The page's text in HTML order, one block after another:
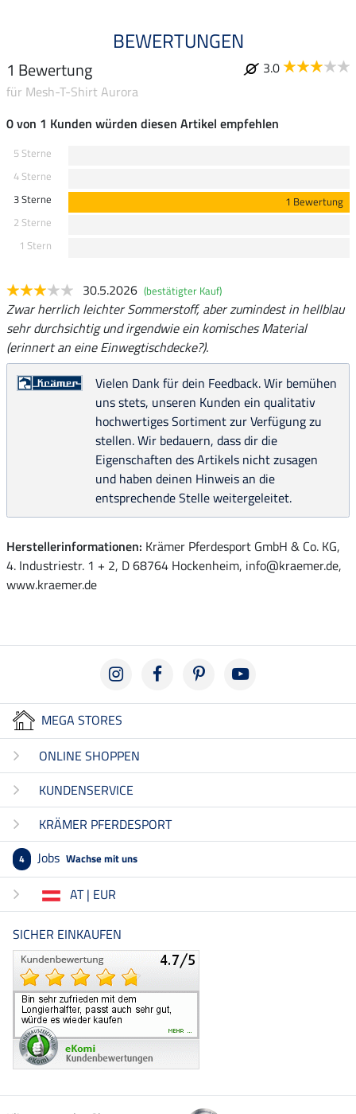
BEWERTUNGEN
1 Bewertung
3.0
für Mesh-T-Shirt Aurora
0 von 1 Kunden würden diesen Artikel empfehlen
5 Sterne
4 Sterne
3 Sterne
1 Bewertung
2 Sterne
1 Stern
30.5.2026 (bestätigter Kauf)
Zwar herrlich leichter Sommerstoff, aber zumindest in hellblau
sehr durchsichtig und irgendwie ein komisches Material
(erinnert an eine Einwegtischdecke?).
Vielen Dank für dein Feedback. Wir bemühen
uns stets, unseren Kunden ein qualitativ
hochwertiges Sortiment zur Verfügung zu
stellen. Wir bedauern, dass dir die
Eigenschaften des Artikels nicht zusagen
und haben deinen Hinweis an die
entsprechende Stelle weitergeleitet.
Herstellerinformationen: Krämer Pferdesport GmbH & Co. KG,
4. Industriestr. 1 + 2, D 68764 Hockenheim, info@kraemer.de,
www.kraemer.de
MEGA STORES
ONLINE SHOPPEN
KUNDENSERVICE
KRÄMER PFERDESPORT
4 Jobs Wachse mit uns
AT | EUR
SICHER EINKAUFEN